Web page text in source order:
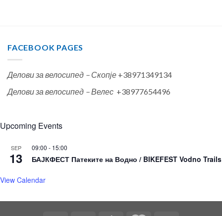
FACEBOOK PAGES
Делови за велосипед – Скопје +38971349134
Делови за велосипед – Велес +38977654496
Upcoming Events
SEP
13
09:00 - 15:00
БАЈКФЕСТ Патеките на Водно / BIKEFEST Vodno Trails
View Calendar